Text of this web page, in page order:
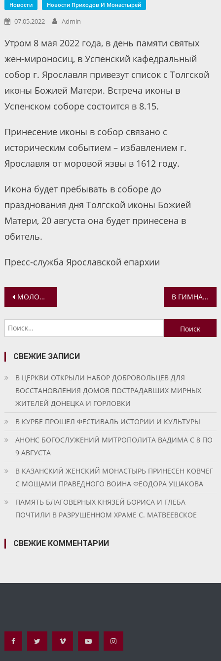
Новости Новости Приходов И Монастырей
07.05.2022 Admin
Утром 8 мая 2022 года, в день памяти святых
жен-мироносиц, в Успенский кафедральный
собор г. Ярославля привезут список с Толгской
иконы Божией Матери. Встреча иконы в
Успенском соборе состоится в 8.15.
Принесение иконы в собор связано с
историческим событием – избавлением г.
Ярославля от моровой язвы в 1612 году.
Икона будет пребывать в соборе до
празднования дня Толгской иконы Божией
Матери, 20 августа она будет принесена в
обитель.
Пресс-служба Ярославской епархии
Навигация
по
записям
МОЛОДЕЖНОЕ ОБЪЕДИНЕНИЕ «14+ В ЯКОВЛЕВСКОМ» ПРОВЕЛО ПАСХАЛЬНУЮ ПРОСВЕТИТЕЛЬСКУЮ АКЦИЮ В ГИМНАЗИИ ПРОШЕЛ КОНЦЕРТ, ПОСВЯЩЕННЫЙ ВЕЛИКОЙ ПОБЕДЕ
Найти:
СВЕЖИЕ ЗАПИСИ
В ЦЕРКВИ ОТКРЫЛИ НАБОР ДОБРОВОЛЬЦЕВ ДЛЯ
ВОССТАНОВЛЕНИЯ ДОМОВ ПОСТРАДАВШИХ МИРНЫХ
ЖИТЕЛЕЙ ДОНЕЦКА И ГОРЛОВКИ
В КУРБЕ ПРОШЕЛ ФЕСТИВАЛЬ ИСТОРИИ И КУЛЬТУРЫ
АНОНС БОГОСЛУЖЕНИЙ МИТРОПОЛИТА ВАДИМА С 8 ПО
9 АВГУСТА
В КАЗАНСКИЙ ЖЕНСКИЙ МОНАСТЫРЬ ПРИНЕСЕН КОВЧЕГ
С МОЩАМИ ПРАВЕДНОГО ВОИНА ФЕОДОРА УШАКОВА
ПАМЯТЬ БЛАГОВЕРНЫХ КНЯЗЕЙ БОРИСА И ГЛЕБА
ПОЧТИЛИ В РАЗРУШЕННОМ ХРАМЕ С. МАТВЕЕВСКОЕ
СВЕЖИЕ КОММЕНТАРИИ